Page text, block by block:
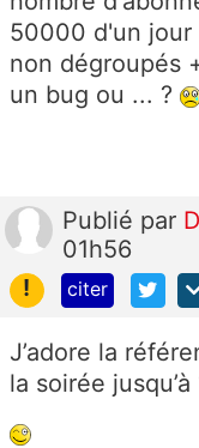
50000 d'un jour
non dégroupés
un bug ou ... ?
Publié par
01h56
!
citer
J’adore la
la soirée jusqu’à